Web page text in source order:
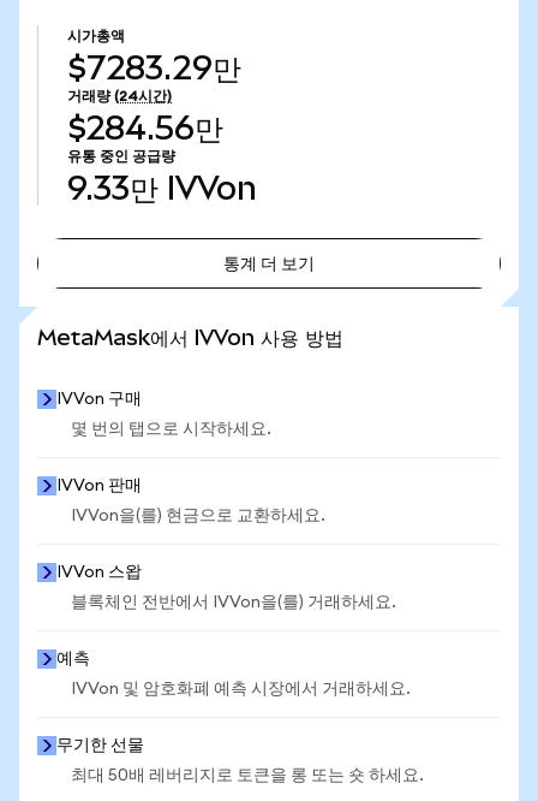
시가총액
$7283.29만
거래량 (24시간)
$284.56만
유통 중인 공급량
9.33만 IVVon
통계 더 보기
MetaMask에서 IVVon 사용 방법
IVVon 구매
몇 번의 탭으로 시작하세요.
IVVon 판매
IVVon을(를) 현금으로 교환하세요.
IVVon 스왑
블록체인 전반에서 IVVon을(를) 거래하세요.
예측
IVVon 및 암호화폐 예측 시장에서 거래하세요.
무기한 선물
최대 50배 레버리지로 토큰을 롱 또는 숏 하세요.